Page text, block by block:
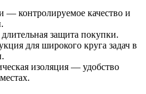
— контролируемое качество и
защита покупки.
для широкого круга задач в
изоляция — удобство